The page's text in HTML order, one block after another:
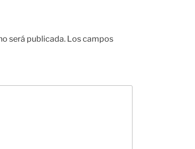
será publicada. Los campos